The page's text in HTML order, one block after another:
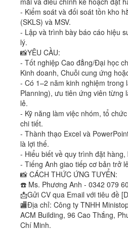
- Kiểm soát và đối soát tồn kho
(SKLS) và MSV.
- Lập và trình bày báo cáo hiệu
lý.
📸YÊU CẦU:
- Tốt nghiệp Cao đẳng/Đại học
Kinh doanh, Chuỗi cung ứng
- Có 1–2 năm kinh nghiệm
Planning), ưu tiên ứng viên từng
lẻ.
- Kỹ năng làm việc nhóm, tổ
chi tiết.
- Thành thạo Excel và
là lợi thế.
- Hiểu biết về quy trình đặt
- Tiếng Anh giao tiếp cơ bản trở
📸 CÁCH THỨC ỨNG TUYỂN:
☎️ Ms. Phương Anh - 0342 079
📩Gửi CV qua Email với tiêu đề
🏬Địa chỉ: Công ty TNHH
ACM Building, 96 Cao Thắng,
Chí Minh.